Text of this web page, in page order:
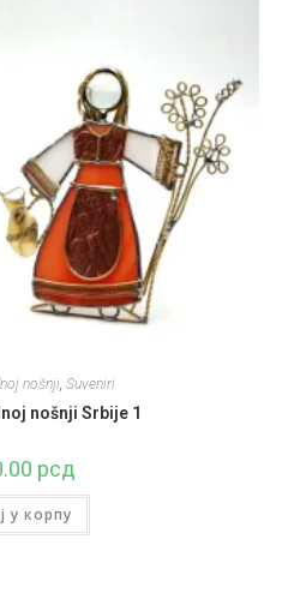
nošnji, Suveniri
nošnji Srbije 1
рсд
у корпу